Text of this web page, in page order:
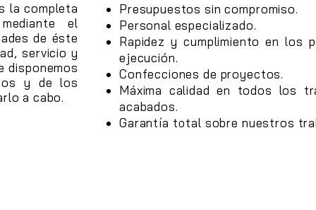
la completa
el
de éste
servicio y
disponemos
y de los
a cabo.
Presupuestos sin compromiso.
Personal especializado.
Rapidez y cumplimiento en los
ejecución.
Confecciones de proyectos.
Máxima calidad en todos los
acabados.
Garantía total sobre nuestros